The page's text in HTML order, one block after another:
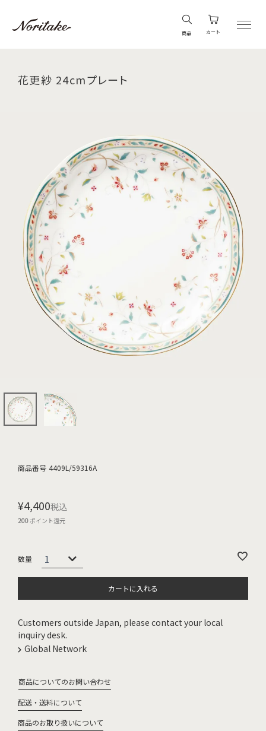
商品 カート
花更紗 24cmプレート
商品番号 4409L/59316A
¥4,400税込
200ポイント還元
カートに入れる
Customers outside Japan, please contact your local
inquiry desk.
Global Network
商品についてのお問い合わせ
配送・送料について
商品のお取り扱いについて